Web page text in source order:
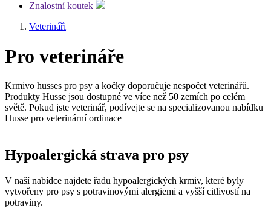
Znalostní koutek
Veterináři
Pro veterináře
Krmivo husses pro psy a kočky doporučuje nespočet veterinářů.
Produkty Husse jsou dostupné ve více než 50 zemích po celém
světě. Pokud jste veterinář, podívejte se na specializovanou nabídku
Husse pro veterinární ordinace
Hypoalergická strava pro psy
V naší nabídce najdete řadu hypoalergických krmiv, které byly
vytvořeny pro psy s potravinovými alergiemi a vyšší citlivostí na
potraviny.